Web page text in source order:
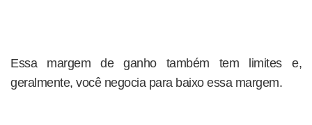
Essa margem de ganho também tem limites e,
geralmente, você negocia para baixo essa margem.